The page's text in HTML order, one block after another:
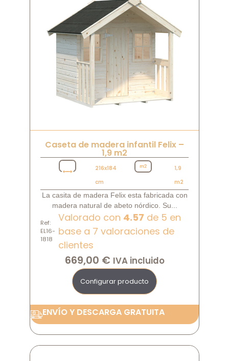
Caseta de madera infantil Felix –
1,9 m2
216x184
cm
1,9
m2
La casita de madera Felix esta fabricada con
madera natural de abeto nórdico. Su...
Ref:
EL16-
1818
Valorado con 4.57 de 5 en
base a 7 valoraciones de
clientes
669,00 € IVA incluido
Configurar producto
ENVÍO Y DESCARGA GRATUITA